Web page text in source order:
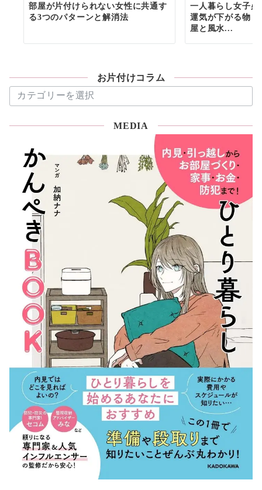
部屋が片付けられない女性に共通す
る3つのパターンと解消法
一人暮らし女子
運気が下がる物
屋と風水...
お片付けコラム
片
MEDIA